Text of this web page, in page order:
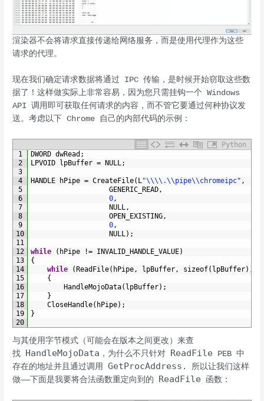
渲染器不会将请求直接传递给网络服务，而是使用代理作为这些
请求的代理。
现在我们确定请求数据将通过 IPC 传输，是时候开始窃取这些数
据了！这样做实际上非常容易，因为您只需挂钩一个 Windows
API 调用即可获取任何请求的内容，而不管它要通过何种协议发
送。考虑以下 Chrome 自己的内部代码的示例：
Python
1
2
3
4
5
6
7
8
9
10
11
12
13
14
15
16
17
18
19
20
DWORD dwRead ;
LPVOID
lpBuffer = NULL;
HANDLE hPipe = CreateFile( L"\\\\.\\pipe\\chromeipc" ,
GENERIC_READ,
0,
NULL,
OPEN_EXISTING,
0,
NULL) ;
while ( hPipe != INVALID_HANDLE_VALUE)
{
while
( ReadFile( hPipe, lpBuffer, sizeof( lpBuffer) ,
{
HandleMojoData( lpBuffer) ;
}
CloseHandle( hPipe) ;
}
与其使用字节模式（可能会在版本之间更改）来查
找 HandleMojoData ，为什么不只针对 ReadFile PEB 中
存在的地址并且通过调用GetProcAddress . 所以让我们这样
做——下面是我要将合法函数重定向到的 ReadFile 函数：